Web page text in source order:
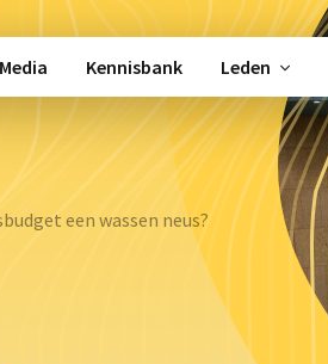
Kennisbank Leden
Snel naar …
Alle activiteiten Vacatures
Politieke monitor
Nieuwsbrief
een wassen neus?